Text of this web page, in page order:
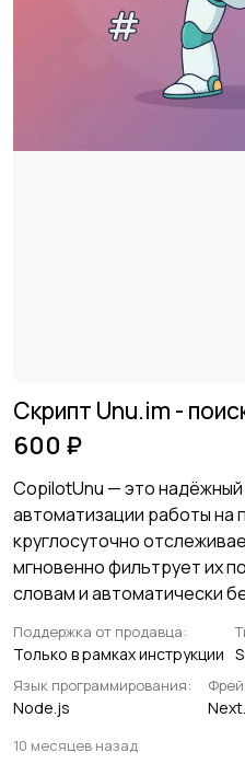
Скрипт Unu.im -
600 ₽
CopilotUnu — это
автоматизации работы на
круглосуточно
мгновенно фильтрует их
словам и автоматически
Поддержка от продавца:
Только в рамках инструкции
Язык программирования:
Node.js
10 месяцев назад